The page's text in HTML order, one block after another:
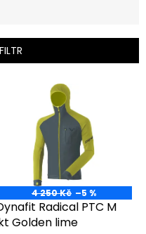
4 250 Kč –5 %
Radical PTC M
Golden lime